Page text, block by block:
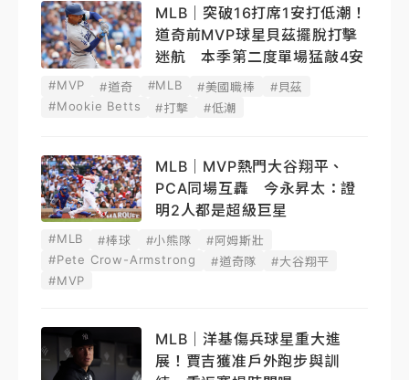
MLB｜突破16打席1安打低潮！
道奇前MVP球星貝茲擺脫打擊
迷航 本季第二度單場猛敲4安
#MVP #道奇 #MLB #美國職棒
#貝茲
#Mookie Betts
#打擊 #低潮
MLB｜MVP熱門大谷翔平、
PCA同場互轟 今永昇太：證
明2人都是超級巨星
#MLB #棒球 #小熊隊
#阿姆斯壯
#Pete Crow-Armstrong
#道奇隊
#大谷翔平
#MVP
MLB｜洋基傷兵球星重大進
展！賈吉獲准戶外跑步與訓